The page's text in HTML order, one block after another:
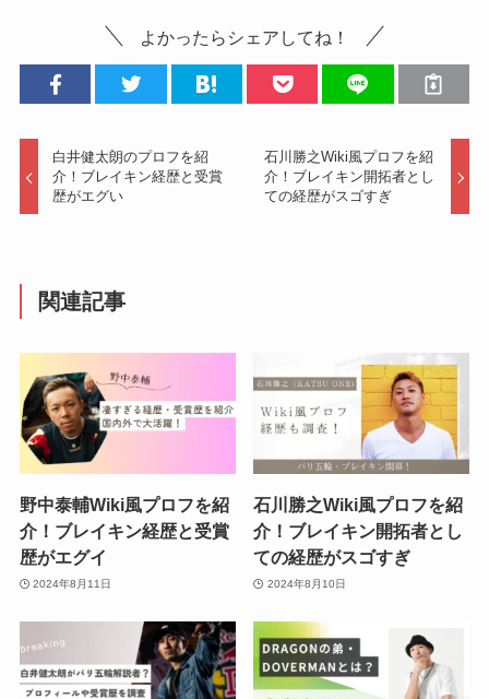
よかったらシェアしてね！
白井健太朗のプロフを紹
介！ブレイキン経歴と受賞
歴がエグい
石川勝之Wiki風プロフを紹
介！ブレイキン開拓者とし
ての経歴がスゴすぎ
関連記事
野中泰輔Wiki風プロフを紹
介！ブレイキン経歴と受賞
歴がエグイ
2024年8月11日
石川勝之Wiki風プロフを紹
介！ブレイキン開拓者とし
ての経歴がスゴすぎ
2024年8月10日